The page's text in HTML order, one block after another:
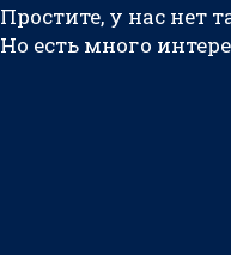
Простите, у нас нет
Но есть много